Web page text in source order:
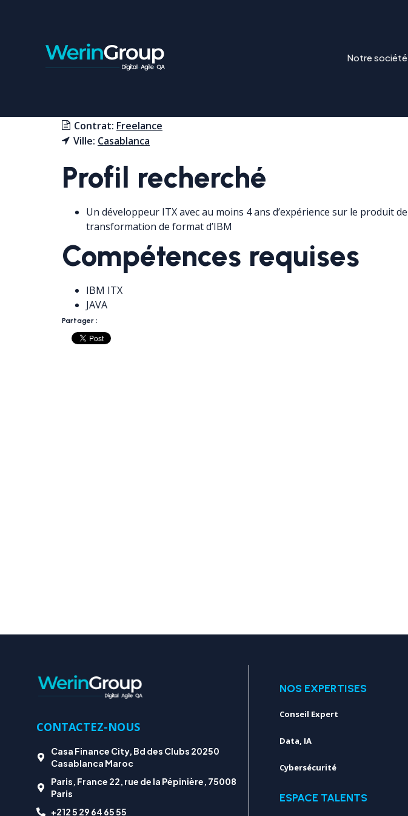
Notre société
Contrat: Freelance
Ville: Casablanca
Profil recherché
Un développeur ITX avec au moins 4 ans d’expérience sur le produit de
transformation de format d’IBM
Compétences requises
IBM ITX
JAVA
Partager :
CONTACTEZ-NOUS
Casa Finance City, Bd des Clubs 20250
Casablanca Maroc
Paris, France 22, rue de la Pépinière, 75008
Paris
+212 5 29 64 65 55
NOS EXPERTISES
Conseil Expert
Data, IA
Cybersécurité
ESPACE TALENTS